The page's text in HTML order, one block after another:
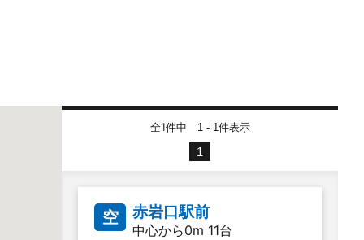
全1件中 1 - 1 件表示
1
空 赤岩口駅前
中心から0m 11台